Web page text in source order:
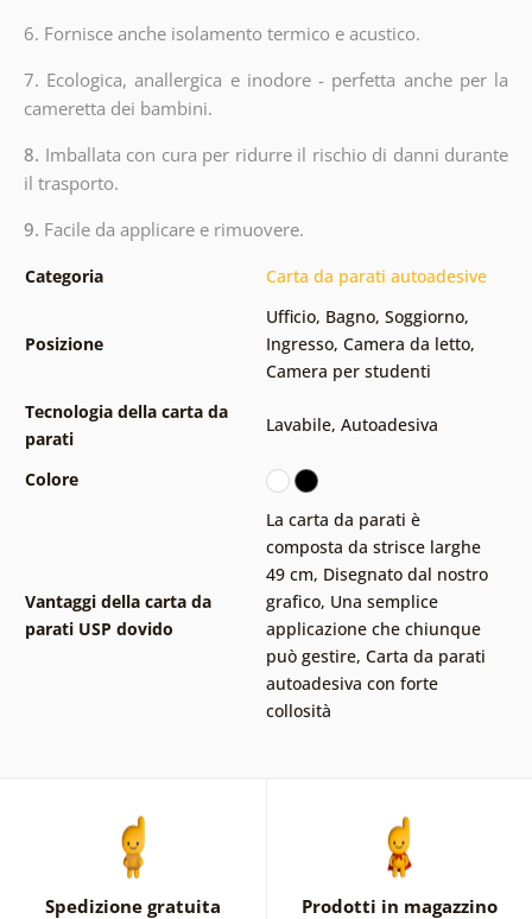
6. Fornisce anche isolamento termico e acustico.
7. Ecologica, anallergica e inodore - perfetta anche per la
cameretta dei bambini.
8. Imballata con cura per ridurre il rischio di danni durante
il trasporto.
9. Facile da applicare e rimuovere.
Categoria Carta da parati autoadesive
Posizione
Ufficio, Bagno, Soggiorno,
Ingresso, Camera da letto,
Camera per studenti
Tecnologia della carta da
parati
Lavabile, Autoadesiva
Colore
Vantaggi della carta da
parati USP dovido
La carta da parati è
composta da strisce larghe
49 cm, Disegnato dal nostro
grafico, Una semplice
applicazione che chiunque
può gestire, Carta da parati
autoadesiva con forte
collosità
Spedizione gratuita Prodotti in magazzino